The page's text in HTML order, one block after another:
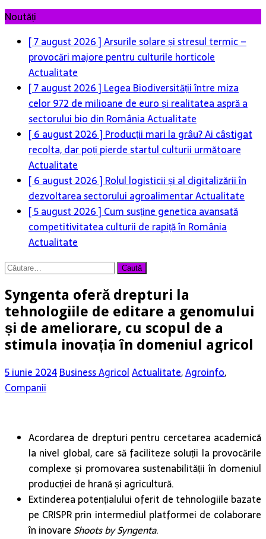
Noutăți
[ 7 august 2026 ]Arsurile solare și stresul termic –
provocări majore pentru culturile horticole
Actualitate
[ 7 august 2026 ] Legea Biodiversității între miza
celor 972 de milioane de euro și realitatea aspră a
sectorului bio din RomâniaActualitate
[ 6 august 2026 ] Producții mari la grâu? Ai câștigat
recolta, dar poți pierde startul culturii următoare
Actualitate
[ 6 august 2026 ] Rolul logisticii și al digitalizării în
dezvoltarea sectorului agroalimentarActualitate
[ 5 august 2026 ] Cum susține genetica avansată
competitivitatea culturii de rapiță în România
Actualitate
Caută
Syngenta oferă drepturi la
tehnologiile de editare a genomului
și de ameliorare, cu scopul de a
stimula inovația în domeniul agricol
5 iunie 2024Business AgricolActualitate,Agroinfo,
Companii
Acordarea de drepturi pentru cercetarea academică
la nivel global, care să faciliteze soluții la provocările
complexe și promovarea sustenabilității în domeniul
producției de hrană și agricultură.
Extinderea potențialului oferit de tehnologiile bazate
pe CRISPR prin intermediul platformei de colaborare
în inovare Shoots by Syngenta.